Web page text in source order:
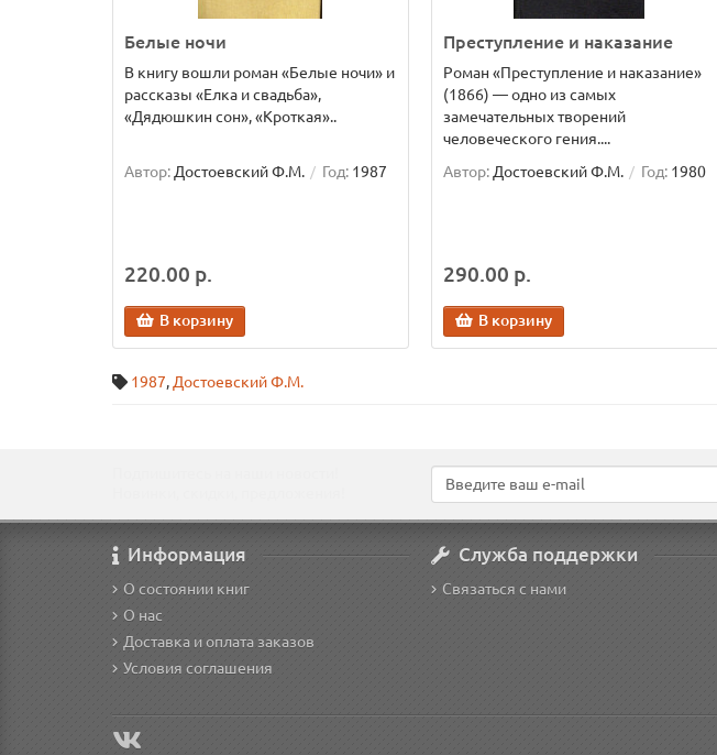
Белые ночи
В книгу вошли роман «Белые ночи» и
рассказы «Елка и свадьба»,
«Дядюшкин сон», «Кроткая»..
Автор: Достоевский Ф.М. Год: 1987
220.00 р.
В корзину
Преступление и наказание
Роман «Преступление и наказание»
(1866) — одно из самых
замечательных творений
человеческого гения....
Автор: Достоевский Ф.М. Год: 1980
290.00 р.
В корзину
1987, Достоевский Ф.М.
Информация
О состоянии книг
О нас
Доставка и оплата заказов
Условия соглашения
Служба поддержки
Связаться с нами